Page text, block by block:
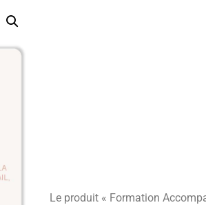
Le produit « Formation